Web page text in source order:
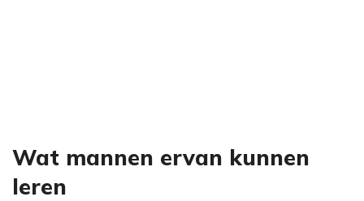
Wat mannen ervan kunnen
leren